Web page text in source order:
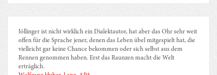
Jöllinger ist nicht wirklich ein Dialektautor, hat aber das Ohr sehr weit
offen für die Sprache jener, denen das Leben übel mitgespielt hat, die
vielleicht gar keine Chance bekommen oder sich selbst aus dem
Rennen genommen haben. Erst das Raunzen macht die Welt
erträglich.